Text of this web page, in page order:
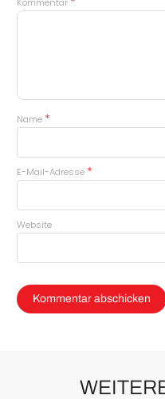
Name *
E-Mail-Adresse *
Website